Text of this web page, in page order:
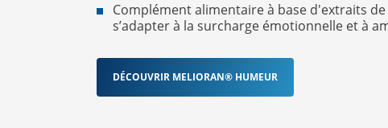
Complément alimentaire à base d'extraits
s’adapter à la surcharge émotionnelle et à
DÉCOUVRIR MELIORAN® HUMEUR